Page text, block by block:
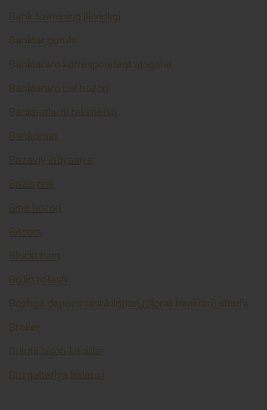
Bank tizimining likvidligi
Banklar guruhi
Banklararo korrespondent aloqalar
Banklararo pul bozori
Banknotlarni tekshirish
Bankomat
Bazaviy inflyasiya
Bazis risk
Birja bozori
Bitcoin
Blockchain
Bo’lib to’lash
Boshqa depozit tashkilotlari (tijorat banklari) sharhi
Broker
Bulutli hisob-kitoblar
Buxgalteriya balansi